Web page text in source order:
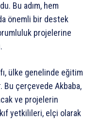
Bu adım, hem
önemli bir destek
projelerine
ülke genelinde eğitim
Bu çerçevede Akbaba,
ve projelerin
yetkilileri, elçi olarak